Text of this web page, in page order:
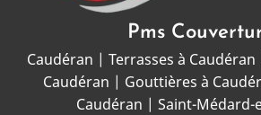
Pms
Caudéran | Terrasses à Caudéran
Caudéran | Gouttières à
Caudéran | Saint-Médard-